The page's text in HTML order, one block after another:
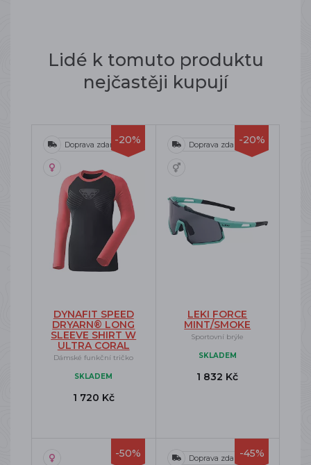
Lidé k tomuto produktu
nejčastěji kupují
-20%
Doprava zdarma
DYNAFIT SPEED
DRYARN® LONG
SLEEVE SHIRT W
ULTRA CORAL
Dámské funkční tričko
SKLADEM
1 720 Kč
-20%
Doprava zdarma
LEKI FORCE
MINT/SMOKE
Sportovní brýle
SKLADEM
1 832 Kč
-50% -45%
Doprava zdarma